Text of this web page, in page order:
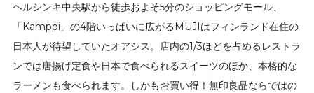
ヘルシンキ中央駅から徒歩およそ5分のショッピングモール、
「Kamppi」の4階いっぱいに広がるMUJIはフィンランド在住の
日本人が待望していたオアシス。店内の1/3ほどを占めるレストラ
ンでは唐揚げ定食や日本で食べられるスイーツのほか、本格的な
ラーメンも食べられます。しかもお買い得！無印良品ならではの